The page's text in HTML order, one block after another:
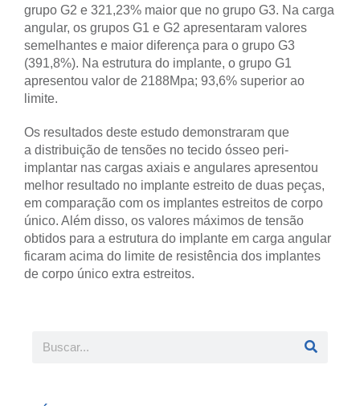
grupo G2 e 321,23% maior que no grupo G3. Na carga
angular, os grupos G1 e G2 apresentaram valores
semelhantes e maior diferença para o grupo G3
(391,8%). Na estrutura do implante, o grupo G1
apresentou valor de 2188Mpa; 93,6% superior ao
limite.
Os resultados deste estudo demonstraram que
a distribuição de tensões no tecido ósseo peri-
implantar nas cargas axiais e angulares apresentou
melhor resultado no implante estreito de duas peças,
em comparação com os implantes estreitos de corpo
único. Além disso, os valores máximos de tensão
obtidos para a estrutura do implante em carga angular
ficaram acima do limite de resistência dos implantes
de corpo único extra estreitos.